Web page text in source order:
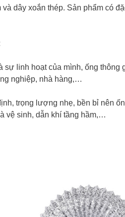
dây xoắn thép. Sản phẩm có
sự linh hoạt của mình, ống
nghiệp, nhà hàng,…
trọng lượng nhẹ, bền bỉ nên
vệ sinh, dẫn khí tầng hầm,…